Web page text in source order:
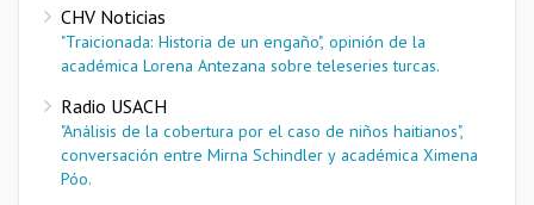
CHV Noticias
"Traicionada: Historia de un engaño", opinión de la
académica Lorena Antezana sobre teleseries turcas.
Radio USACH
"Análisis de la cobertura por el caso de niños haitianos",
conversación entre Mirna Schindler y académica Ximena
Póo.